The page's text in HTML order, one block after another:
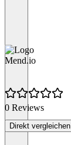
Mend.io
0 Reviews
Direkt vergleichen